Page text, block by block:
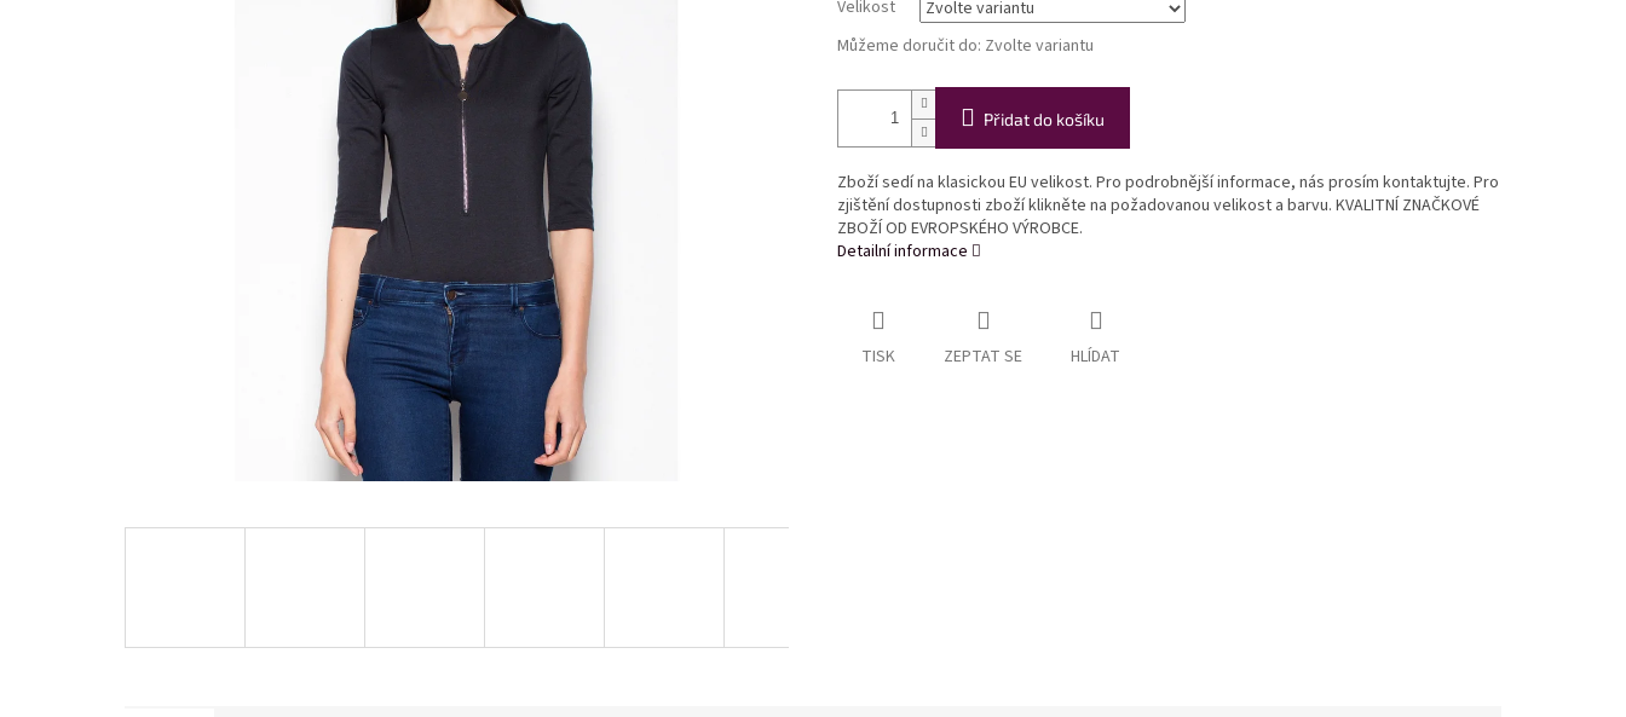
Velikost
Můžeme doručit do: Zvolte variantu
Přidat do košíku
Zboží sedí na klasickou EU velikost. Pro podrobnější informace, nás prosím kontaktujte. Pro
zjištění dostupnosti zboží klikněte na požadovanou velikost a barvu. KVALITNÍ ZNAČKOVÉ
ZBOŽÍ OD EVROPSKÉHO VÝROBCE.
Detailní informace
TISK ZEPTAT SE HLÍDAT